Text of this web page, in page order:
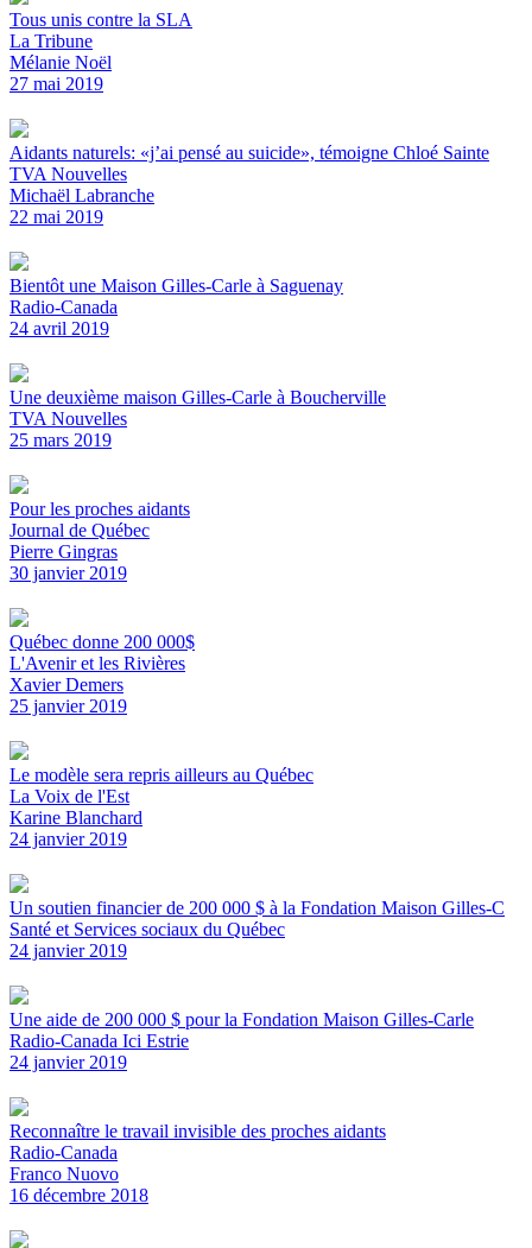
Tous unis contre la SLA
La Tribune
Mélanie Noël
27 mai 2019
Aidants naturels: «j’ai pensé au suicide», témoigne Chloé Sainte
TVA Nouvelles
Michaël Labranche
22 mai 2019
Bientôt une Maison Gilles-Carle à Saguenay
Radio-Canada
24 avril 2019
Une deuxième maison Gilles-Carle à Boucherville
TVA Nouvelles
25 mars 2019
Pour les proches aidants
Journal de Québec
Pierre Gingras
30 janvier 2019
Québec donne 200 000$
L'Avenir et les Rivières
Xavier Demers
25 janvier 2019
Le modèle sera repris ailleurs au Québec
La Voix de l'Est
Karine Blanchard
24 janvier 2019
Un soutien financier de 200 000 $ à la Fondation Maison Gilles-C
Santé et Services sociaux du Québec
24 janvier 2019
Une aide de 200 000 $ pour la Fondation Maison Gilles-Carle
Radio-Canada Ici Estrie
24 janvier 2019
Reconnaître le travail invisible des proches aidants
Radio-Canada
Franco Nuovo
16 décembre 2018